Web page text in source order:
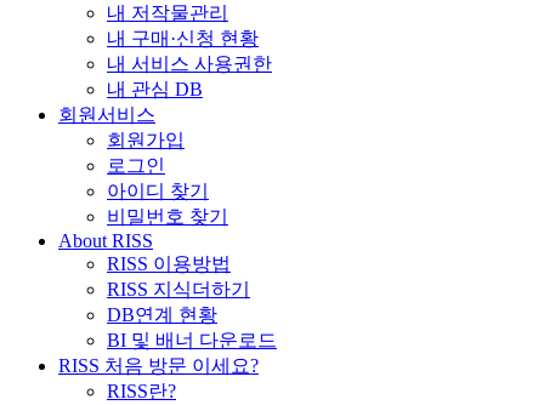
내 저작물관리
내 구매·신청 현황
내 서비스 사용권한
내 관심 DB
회원서비스
회원가입
로그인
아이디 찾기
비밀번호 찾기
About RISS
RISS 이용방법
RISS 지식더하기
DB연계 현황
BI 및 배너 다운로드
RISS 처음 방문 이세요?
RISS란?